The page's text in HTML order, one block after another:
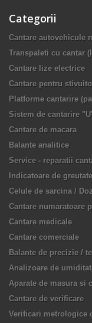
Categorii
Cantare autovehicule
Transpaleti cu cantar
Cantare lize electrice
Cantare pentru
Platforme cantarire
Sistem de cantarire
Cantare de macara
Balante analitice
Service - reparatii
Indicatoare de greutate
Celule de sarcina /
Cantare numaratoare
Cantare medicale
Cantare comerciale
Balante de precizie /
Analizoare de
Aparate de masura si
Cantare de verificare
Verificari metrologice